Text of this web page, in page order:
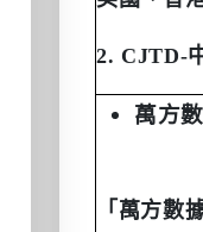
2. CJTD-
萬方
「萬方數